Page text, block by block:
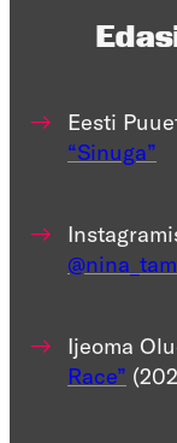
Eesti
“Sinuga”
Ijeoma
Race”